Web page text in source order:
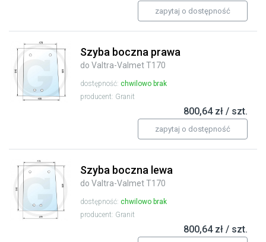
zapytaj o dostępność
Szyba boczna prawa
do Valtra-Valmet T170
dostępność: chwilowo brak
producent: Granit
800,64 zł / szt.
zapytaj o dostępność
Szyba boczna lewa
do Valtra-Valmet T170
dostępność: chwilowo brak
producent: Granit
800,64 zł / szt.